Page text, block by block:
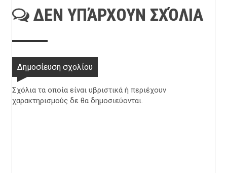
ΔΕΝ ΥΠΆΡΧΟΥΝ ΣΧΌΛΙΑ
Δημοσίευση σχολίου
Σχόλια τα οποία είναι υβριστικά ή περιέχουν
χαρακτηρισμούς δε θα δημοσιεύονται.